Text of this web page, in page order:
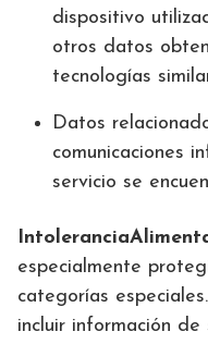
dispositivo
otros datos
tecnologías
Datos
comunicaciones
servicio se
especialmente
categorías
incluir información